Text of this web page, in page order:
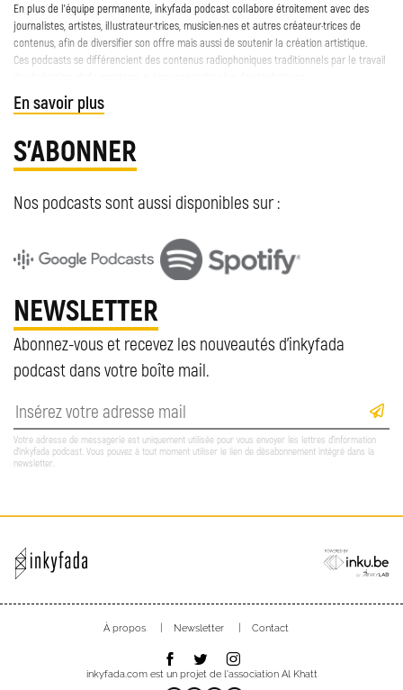
En plus de l’équipe permanente, inkyfada podcast collabore étroitement avec des
journalistes, artistes, illustrateur·trices, musicien·nes et autres créateur·trices de
contenus, afin de diversifier son offre mais aussi de soutenir la création artistique.
Ces podcasts se différencient des contenus radiophoniques traditionnels par le travail
cinématographiques, en plus d’être destinés au web, téléchargeables et accessibles à
la demande.
français, arabe et anglais de ses contenus audios, qui sont majoritairement en tunisien
ou dans la langue privilégiée par les intervenant·es.
En savoir plus
S'ABONNER
Nos podcasts sont aussi disponibles sur :
NEWSLETTER
Abonnez-vous et recevez les nouveautés d'inkyfada
podcast dans votre boîte mail.
Votre adresse de messagerie est uniquement utilisée pour vous envoyer les lettres d'information
d'inkyfada podcast. Vous pouvez à tout moment utiliser le lien de désabonnement intégré dans la
newsletter.
À propos Newsletter Contact
inkyfada.com est un projet de l'association Al Khatt